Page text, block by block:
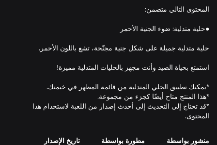
*قد تحتاج إلى التحديث إلى أحدث إصدار من اللعبة لاستخدام هذا
المحتوى.
منشور بواسطة مطورة بواسطة تاريخ الإصدار